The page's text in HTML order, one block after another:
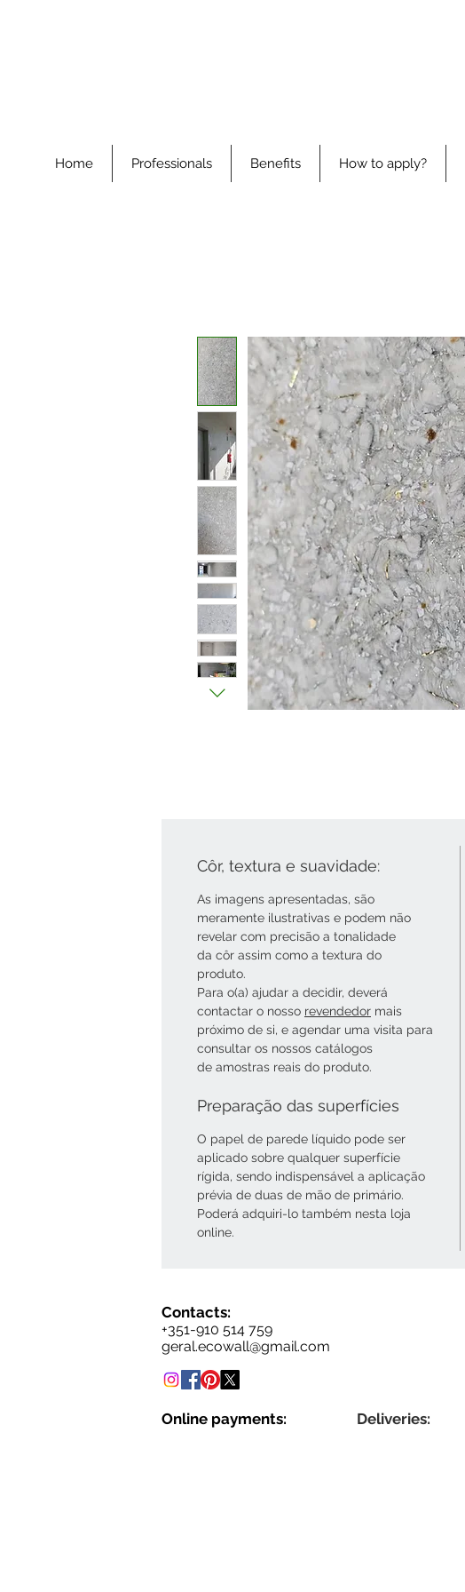
Home Professionals Benefits How to apply?
Côr, textura e suavidade:
As imagens apresentadas, são
meramente ilustrativas e podem não
revelar com precisão a tonalidade
da côr assim como a textura do
produto.
Para o(a) ajudar a decidir, deverá
contactar o nosso revendedor mais
próximo de si, e agendar uma visita para
consultar os nossos catálogos
de amostras reais do produto.
Preparação das superfícies
O papel de parede líquido pode ser
aplicado sobre qualquer superfície
rígida, sendo indispensável a aplicação
prévia de duas de mão de primário.
Poderá adquiri-lo também nesta loja
online.
Contacts:
+351-910 514 759
geral.ecowall@gmail.com
Online payments: Deliveries: